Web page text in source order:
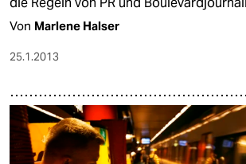
Von Marlene Halser
25.1.2013